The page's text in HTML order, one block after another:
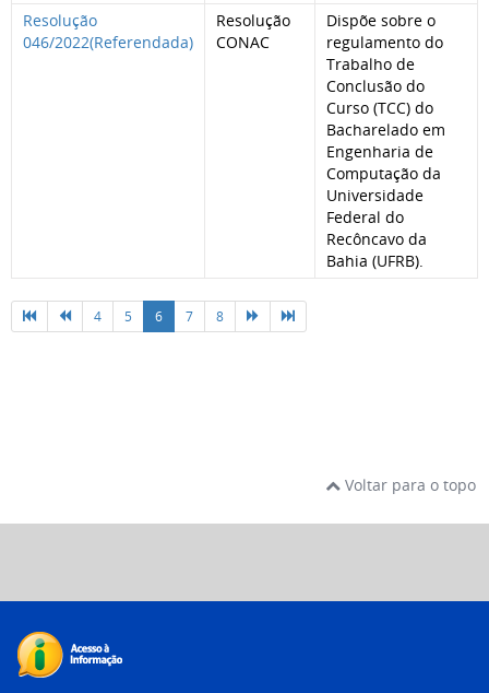
Resolução
046/2022(Referendada)
Resolução
CONAC
Dispõe sobre o
regulamento do
Trabalho de
Conclusão do
Curso (TCC) do
Bacharelado em
Engenharia de
Computação da
Universidade
Federal do
Recôncavo da
Bahia (UFRB).
4 5 6 7 8
Voltar para o topo